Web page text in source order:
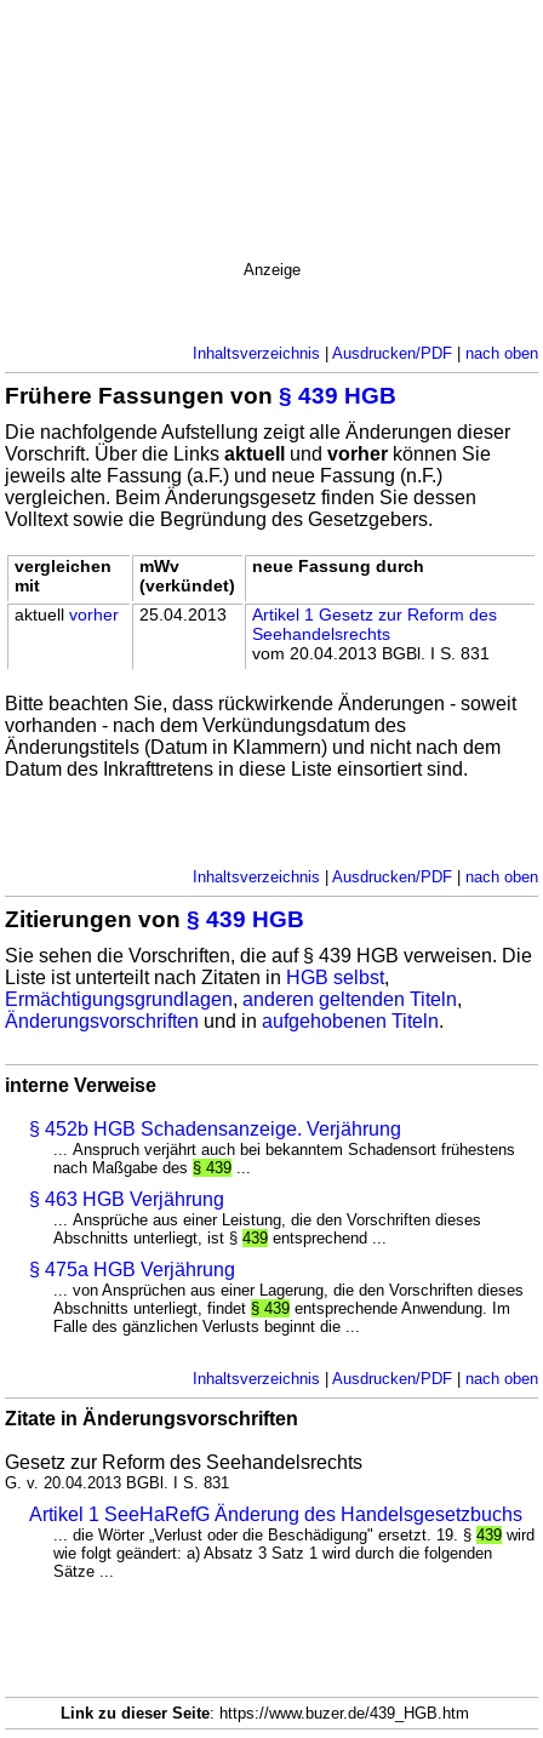
Anzeige
Inhaltsverzeichnis | Ausdrucken/PDF| nach oben
Frühere Fassungen von§ 439 HGB
Die nachfolgende Aufstellung zeigt alle Änderungen dieser
Vorschrift. Über die Linksaktuell undvorher können Sie
jeweils alte Fassung (a.F.) und neue Fassung (n.F.)
vergleichen. Beim Änderungsgesetz finden Sie dessen
Volltext sowie die Begründung des Gesetzgebers.
vergleichen
mit
mWv
(verkündet)
neue Fassung durch
aktuellvorher 25.04.2013
Artikel 1 Gesetz zur Reform des
Seehandelsrechts
vom 20.04.2013 BGBl. I S. 831
Bitte beachten Sie, dass rückwirkende Änderungen - soweit
vorhanden - nach dem Verkündungsdatum des
Änderungstitels (Datum in Klammern) und nicht nach dem
Datum des Inkrafttretens in diese Liste einsortiert sind.
Inhaltsverzeichnis | Ausdrucken/PDF| nach oben
Zitierungen von§ 439 HGB
Sie sehen die Vorschriften, die auf § 439 HGB verweisen. Die
Liste ist unterteilt nach Zitaten in HGB selbst,
Ermächtigungsgrundlagen,anderen geltenden Titeln,
Änderungsvorschriften und inaufgehobenen Titeln.
interne Verweise
§ 452b HGB Schadensanzeige. Verjährung
... Anspruch verjährt auch bei bekanntem Schadensort frühestens
nach Maßgabe des § 439
§ 463 HGB Verjährung
... Ansprüche aus einer Leistung, die den Vorschriften dieses
Abschnitts unterliegt, ist §439 entsprechend ...
§ 475a HGB Verjährung
... von Ansprüchen aus einer Lagerung, die den Vorschriften dieses
Abschnitts unterliegt, findet § 439 entsprechende Anwendung. Im
Falle des gänzlichen Verlusts beginnt die ...
Inhaltsverzeichnis | Ausdrucken/PDF| nach oben
Zitate in Änderungsvorschriften
Gesetz zur Reform des Seehandelsrechts
G. v. 20.04.2013 BGBl. I S. 831
Artikel 1 SeeHaRefG Änderung des Handelsgesetzbuchs
... die Wörter „Verlust oder die Beschädigung" ersetzt. 19. §439 wird
wie folgt geändert: a) Absatz 3 Satz 1 wird durch die folgenden
Sätze ...
Link zu dieser Seite: https://www.buzer.de/439_HGB.htm